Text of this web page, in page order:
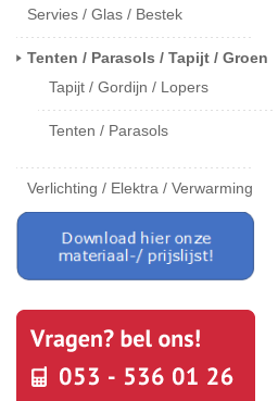
Servies / Glas / Bestek
Tenten / Parasols / Tapijt / Groen
Tapijt / Gordijn / Lopers
Tenten / Parasols
Verlichting / Elektra / Verwarming